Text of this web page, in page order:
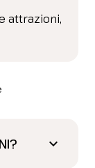
attrazioni,
keyboard_arrow_down